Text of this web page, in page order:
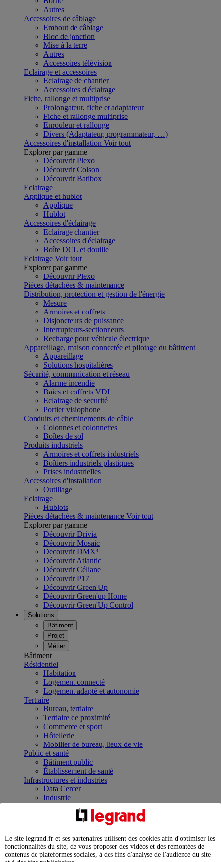
Autres
Accessoires de câblage
Embout de câblage
Bloc de jonction
Mise à la terre
Autres
Accessoires télévision
Eclairage et accessoires
Eclairage de chantier
Accessoires d'éclairage
Fiche, rallonge et multiprise
Prolongateur, fiche et adaptateur
Fiche et rallonge multiprise
Enrouleur et rallonge
Divers (Adaptateur, programmateur, …)
Accessoires d'installation Voir tout
Explorer par gamme
Découvrir Plexo
Découvrir Colson
Découvrir Batibox
Eclairage
Applique et hublot
Applique
Hublot
Accessoires d'éclairage
Eclairage chantier
Accessoires d'éclairage
Boîte DCL et douille
Eclairage Voir tout
Explorer par gamme
Découvrir Plexo
Pièces détachées & maintenance
Distribution, protection et gestion de l'énergie
Mesure
Armoires et coffrets
Disjoncteurs de puissance
Interrupteurs-sectionneurs
Recharge pour véhicule électrique
Appareillage, maison connectée et pilotage du bâtiment
Appareillage
Solutions hospitalières
Sécurité, communication et réseau
Alarme incendie
Baies et coffrets VDI
Eclairage de securité
Portier visiophone
Conduits et cheminements de câble
Colonnes et colonnettes
Boîtes de sol
Produits industriels
Armoires et coffrets industriels
Boîtiers industriels plastiques
Prises industrielles
Accessoires d'installation
Outillage
Eclairage
Hublots
Pièces détachées & maintenance Voir tout
Explorer par gamme
Découvrir Drivia
Découvrir Mosaic
Découvrir DMX³
Découvrir Atlantic
Découvrir Céliane
Découvrir P17
Découvrir Green'Up
Découvrir Green'up Home
Découvrir Green'Up Control
Solutions
Bâtiment
Projet
Métier
Bâtiment
Résidentiel
Habitation
Logement connecté
Logement adapté et autonomie
Tertiaire
Bureau, tertiaire
Tertiaire de proximité
Commerce et sport
Hôtellerie
Mobilier de bureau, lieux de vie
Public et santé
Bâtiment public
Établissement de santé
Infrastructures et industries
Data Center
Industrie
Infrastructures
Contrôler et planifier le fonctionnement des appareils
Répartir et optimiser son tableau électrique
Legrand Data Center Solutions : concentrer les
expertises au service de vos performances
Le site legrand.fr et ses partenaires utilisent des cookies afin d'optimiser les
fonctionnalités du site, de vous proposer des vidéos et des remontées de
contenus de plateformes sociales, à des fins d'analyse de l'audience du site